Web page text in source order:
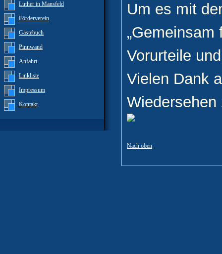
Luther in Mansfeld
Förderverein
Gästebuch
Pinnwand
Anfahrt
Linkliste
Impressum
Kontakt
Um es mit
Vorurteile
Vielen Dank
Nach oben